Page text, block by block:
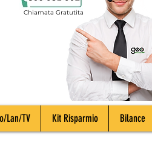
- Impiantisti - Manutentori -
Chiamata Gratutita
Lan/TV Kit Risparmio Bilance